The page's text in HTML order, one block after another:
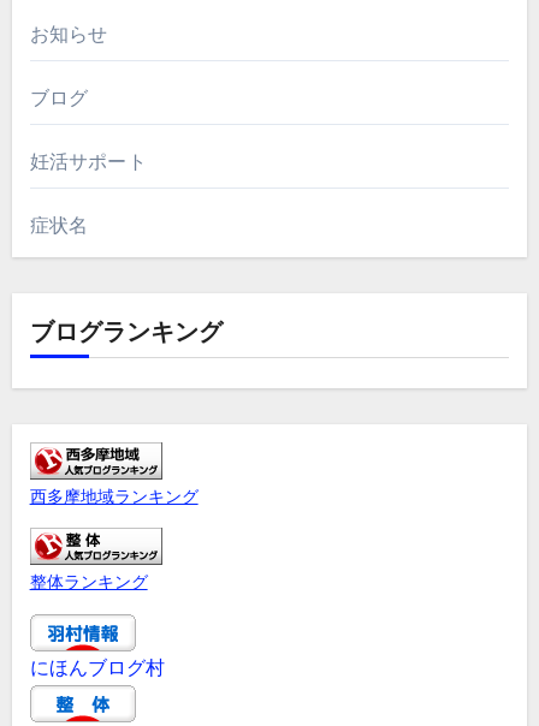
お知らせ
ブログ
妊活サポート
症状名
ブログランキング
西多摩地域ランキング
整体ランキング
にほんブログ村